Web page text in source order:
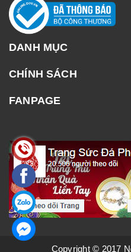
DANH MỤC
CHÍNH SÁCH
FANPAGE
Copyright © 2017